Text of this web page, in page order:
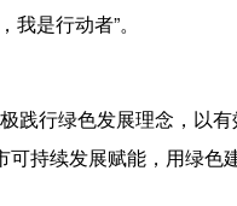
我是行动者”。
践行绿色发展理念，以
可持续发展赋能，用绿色